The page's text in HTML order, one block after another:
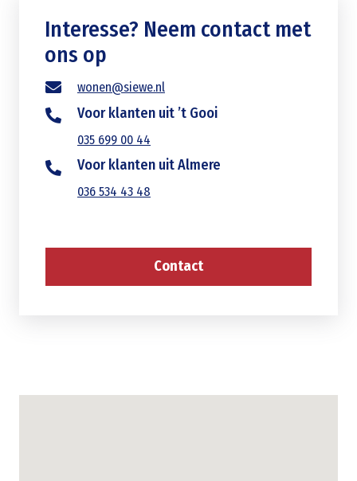
Interesse? Neem contact met
ons op
wonen@siewe.nl
Voor klanten uit ’t Gooi
035 699 00 44
Voor klanten uit Almere
036 534 43 48
Contact